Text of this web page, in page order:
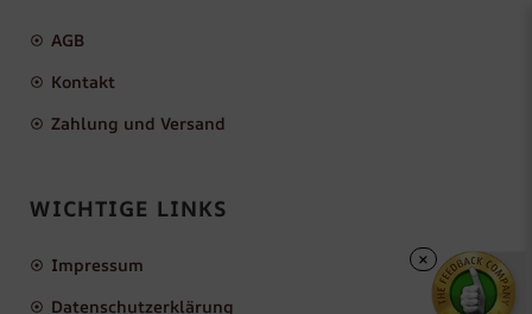
AGB
Kontakt
Zahlung und Versand
WICHTIGE LINKS
Impressum
Datenschutzerklärung
×